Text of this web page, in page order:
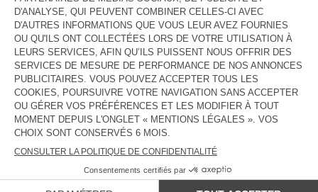
Dimanche
11:00 - 20:00
CONTACT
Tél. :(+995) 511 555 576
E-mail :contact@americanvintage-store.com
LANGUE :